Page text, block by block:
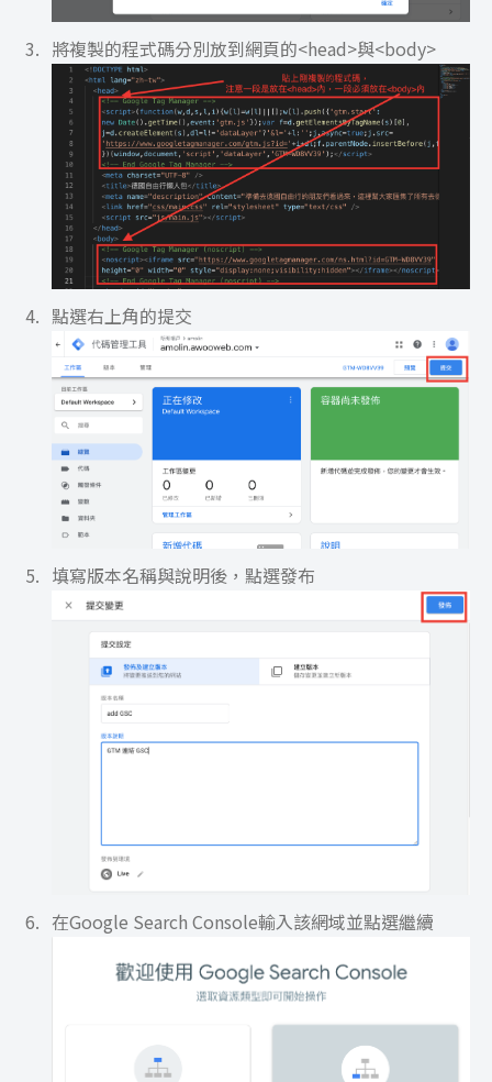
將複製的程式碼分別放到網頁的<head>與<body>
點選右上角的提交
填寫版本名稱與說明後，點選發布
在Google Search Console輸入該網域並點選繼續